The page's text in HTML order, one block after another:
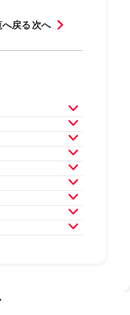
戻る 次へ
年6月
年4月
年2月
11月
年9月
7月
11月
年9月
7月
11月
年9月
7月
11月
年9月
7月
11月
9月
7月
11月
年9月
11月
1月